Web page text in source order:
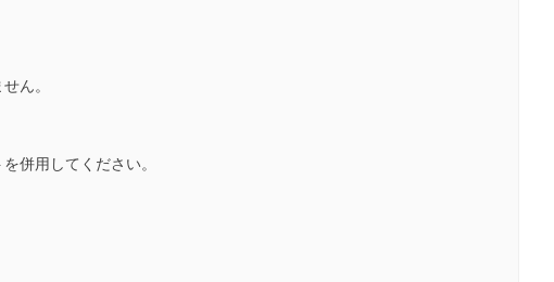
ん。
併用してください。